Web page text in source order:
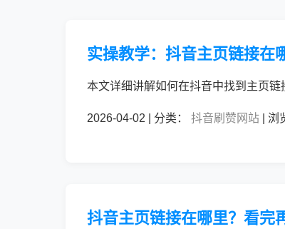
实操教学：抖音主页链接在
本文详细讲解如何在抖音中找到主页
2026-04-02 | 分类： 抖音刷赞网站 | 浏
抖音主页链接在哪里？看完